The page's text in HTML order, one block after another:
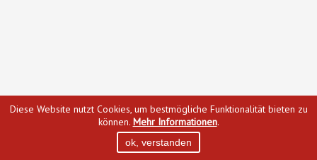
Diese Website nutzt Cookies, um bestmögliche Funktionalität bieten zu
können. Mehr Informationen.
ok, verstanden